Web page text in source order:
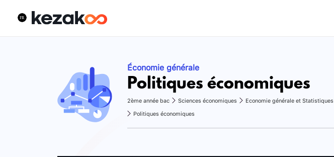
Économie générale
Politiques économiques
2ème année bac Sciences économiques Economie générale et Statistiques
Politiques économiques